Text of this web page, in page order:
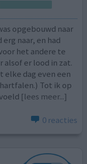
opgebouwd naar
naar, en had
het andere te
alsof er lood in zat.
elke dag even een
Tot ik op
[lees meer...]
0 reacties